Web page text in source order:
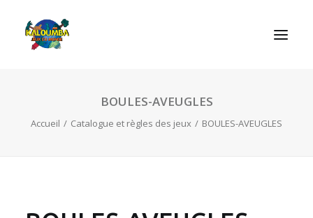
L’ASSOCIATION
ACTUALITÉS
BOULES-AVEUGLES
Accueil Catalogue et règles des jeux BOULES-AVEUGLES